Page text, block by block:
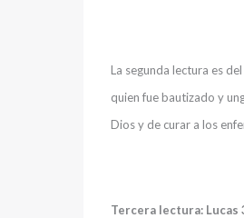
La segunda lectura es
quien fue bautizado y
Dios y de curar a los
Tercera lectura: Lucas